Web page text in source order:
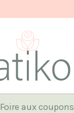
Foire aux coupons